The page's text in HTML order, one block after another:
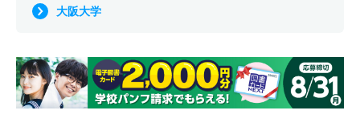
大阪大学